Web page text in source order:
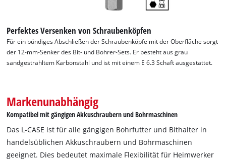
Wir benötigen deine Zustimmung, um
Google Maps laden zu können!
visitor. The website owner needs to setup
the site with their CMP to add this content
to the list of technologies used.
Powered by Usercentrics Consent
Management Platform
Perfektes Versenken von Schraubenköpfen
Für ein bündiges Abschließen der Schraubenköpfe mit der Oberfläche sorgt
der 12-mm-Senker des Bit- und Bohrer-Sets. Er besteht aus grau
sandgestrahltem Karbonstahl und ist mit einem E 6.3 Schaft ausgestattet.
Markenunabhängig
Kompatibel mit gängigen Akkuschraubern und Bohrmaschinen
Das L-CASE ist für alle gängigen Bohrfutter und Bithalter in
handelsüblichen Akkuschraubern und Bohrmaschinen
geeignet. Dies bedeutet maximale Flexibilität für Heimwerker